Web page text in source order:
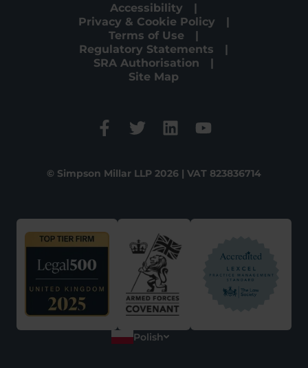
Accessibility
Privacy & Cookie Policy
Terms of Use
Regulatory Statements
SRA Authorisation
Site Map
© Simpson Millar LLP 2026 | VAT 823836714
Polish